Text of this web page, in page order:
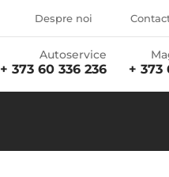
Despre noi
Autoservice
+ 373 60 336 236 + 373